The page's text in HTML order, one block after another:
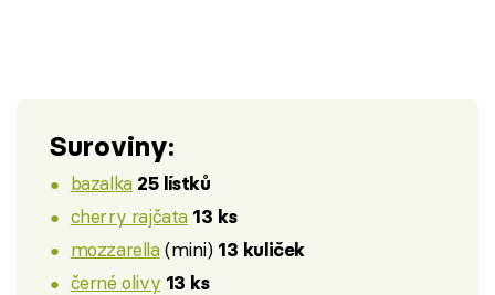
Suroviny:
bazalka 25 lístků
cherry rajčata 13 ks
mozzarella(mini) 13 kuliček
černé olivy 13 ks